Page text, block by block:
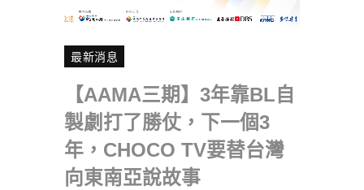
最新消息
【AAMA三期】3年靠BL自
製劇打了勝仗，下一個3
年，CHOCO TV要替台灣
向東南亞說故事